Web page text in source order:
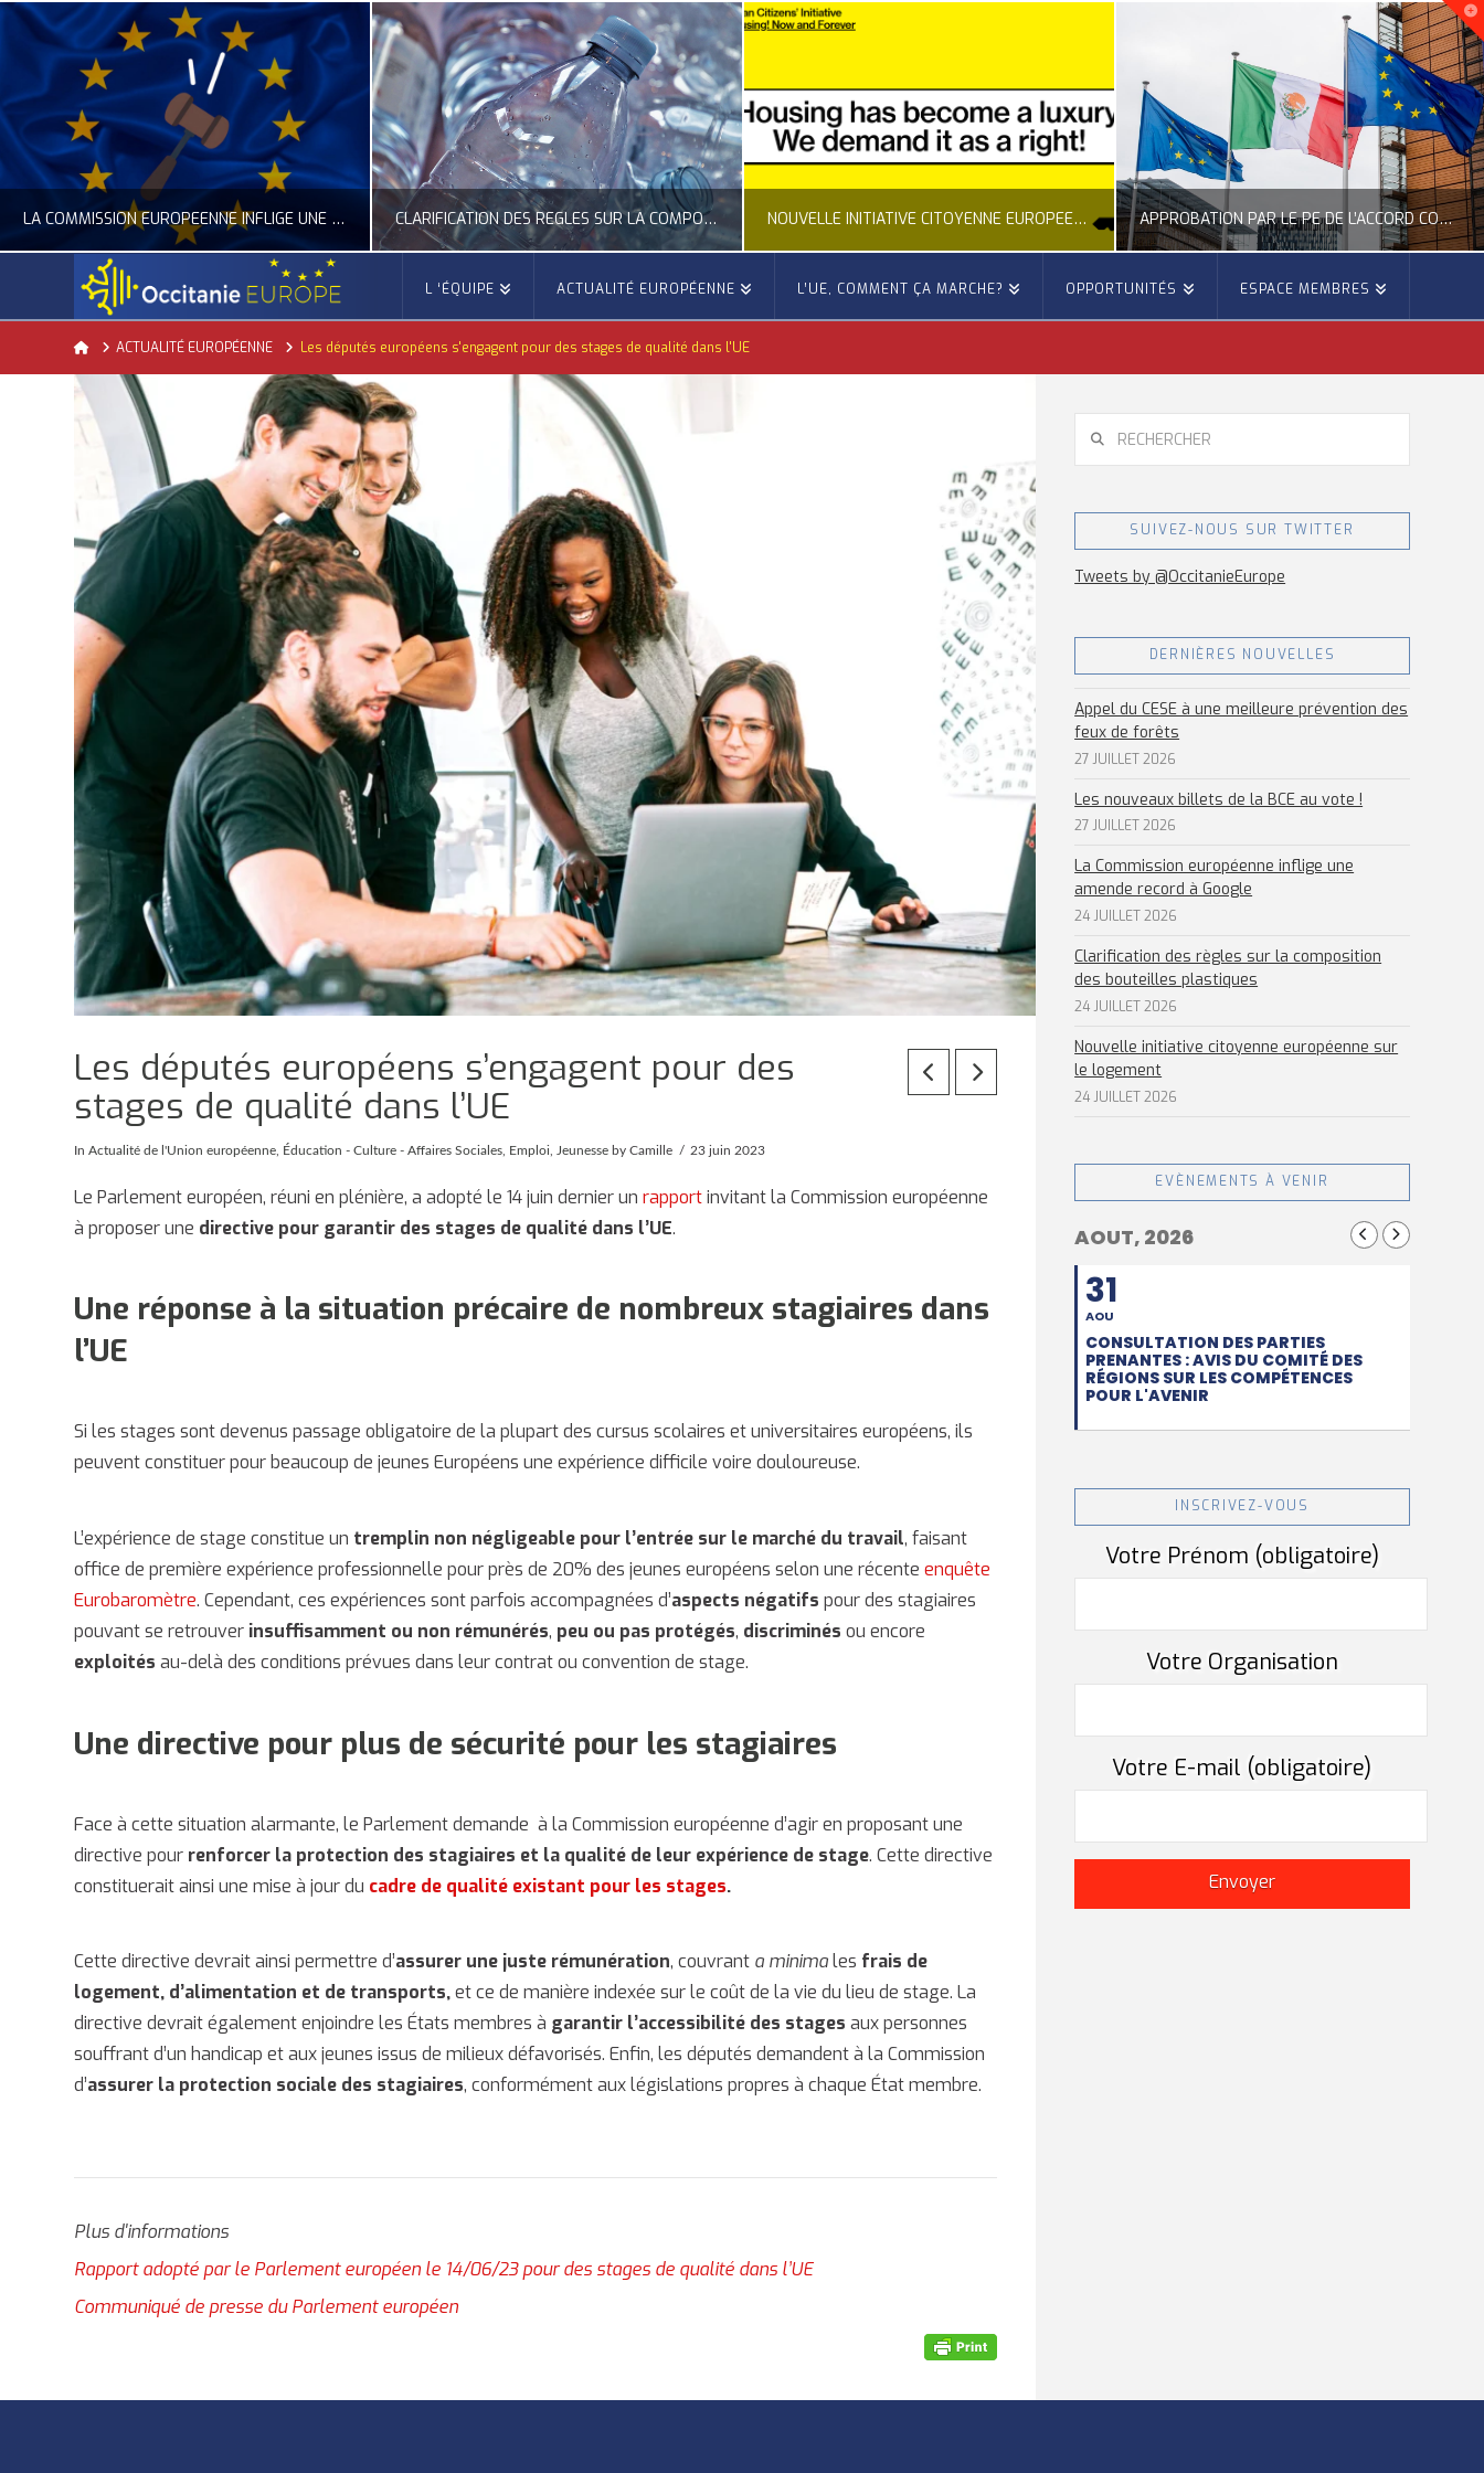
LA COMMISSION EUROPÉENNE INFLIGE UNE AMENDE RECORD À GOOGLE
ACTUALITÉ DE L'UNION EUROPÉENNE, ACTUALITÉ DE LA REPRÉSENTATION D’OCCITANIE EUROPE, NUMÉRIQUE- DIGITAL
JUILLET 24, 2026
CLARIFICATION DES RÈGLES SUR LA COMPOSITION DES BOUTEILLES PLASTIQUES
ACTUALITÉ DE L'UNION EUROPÉENNE, ACTUALITÉ DE LA REPRÉSENTATION D’OCCITANIE EUROPE, ECONOMIE CIRCULAIRE, ÉNERGIE - ENVIRONNEMENT - CLIMAT
JUILLET 24, 2026
NOUVELLE INITIATIVE CITOYENNE EUROPÉENNE SUR LE LOGEMENT
ACTUALITÉ DE L'UNION EUROPÉENNE, ACTUALITÉ DE LA REPRÉSENTATION D’OCCITANIE EUROPE, CITOYENNETÉ, LOGEMENT
APPROBATION PAR LE PE DE L’ACCORD COMMERCIAL ENTRE L’UE ET LE MEXIQUE
ACTION EXTÉRIEURE, ACTUALITÉ DE L'UNION EUROPÉENNE
JUILLET 22, 2026
L ‘ÉQUIPE ACTUALITÉ EUROPÉENNE L’UE, COMMENT ÇA MARCHE? OPPORTUNITÉS ESPACE MEMBRES
HomeACTUALITÉ EUROPÉENNE Les députés européens s'engagent pour des stages de qualité dans l'UE
Les députés européens s’engagent pour des
stages de qualité dans l’UE
InActualité de l'Union européenne Éducation - Culture - Affaires Sociales Emploi Jeunesse by Camille 23 juin 2023
Le Parlement européen, réuni en plénière, a adopté le 14 juin dernier unrapportinvitant la Commission européenne
à proposer une directive pour garantir des stages de qualité dans l’UE.
Une réponse à la situation précaire de nombreux stagiaires dans
l’UE
Si les stages sont devenus passage obligatoire de la plupart des cursus scolaires et universitaires européens, ils
peuvent constituer pour beaucoup de jeunes Européens une expérience difficile voire douloureuse.
L’expérience de stage constitue un tremplin non négligeable pour l’entrée sur le marché du travail, faisant
office de première expérience professionnelle pour près de 20% des jeunes européens selon une récenteenquête
Eurobaromètre. Cependant, ces expériences sont parfois accompagnées d’aspects négatifs pour des stagiaires
pouvant se retrouver insuffisamment ou non rémunérés, peu ou pas protégés, discriminés ou encore
exploités au-delà des conditions prévues dans leur contrat ou convention de stage.
Une directive pour plus de sécurité pour les stagiaires
Face à cette situation alarmante, le Parlement demande à la Commission européenne d’agir en proposant une
directive pour renforcer la protection des stagiaires et la qualité de leur expérience de stage. Cette directive
constituerait ainsi une mise à jour du cadre de qualité existant pour les stages.
Cette directive devrait ainsi permettre d’assurer une juste rémunération, couvrant a minimales frais de
logement, d’alimentation et de transports,et ce de manière indexée sur le coût de la vie du lieu de stage. La
directive devrait également enjoindre les États membres à garantir l’accessibilité des stages aux personnes
souffrant d’un handicap et aux jeunes issus de milieux défavorisés. Enfin, les députés demandent à la Commission
d’assurer la protection sociale des stagiaires, conformément aux législations propres à chaque État membre.
Plus d'informations
Rapport adopté par le Parlement européen le 14/06/23 pour des stages de qualité dans l’UE
Communiqué de presse du Parlement européen
SUIVEZ-NOUS SUR TWITTER
Tweets by @OccitanieEurope
DERNIÈRES NOUVELLES
Appel du CESE à une meilleure prévention des
feux de forêts
27 JUILLET 2026
Les nouveaux billets de la BCE au vote !
27 JUILLET 2026
La Commission européenne inflige une
amende record à Google
24 JUILLET 2026
Clarification des règles sur la composition
des bouteilles plastiques
24 JUILLET 2026
Nouvelle initiative citoyenne européenne sur
le logement
24 JUILLET 2026
EVÈNEMENTS À VENIR
AOUT, 2026
31
AOU
CONSULTATION DES PARTIES
PRENANTES : AVIS DU COMITÉ DES
RÉGIONS SUR LES COMPÉTENCES
POUR L'AVENIR
INSCRIVEZ-VOUS
Votre Prénom (obligatoire)
Votre Organisation
Votre E-mail (obligatoire)